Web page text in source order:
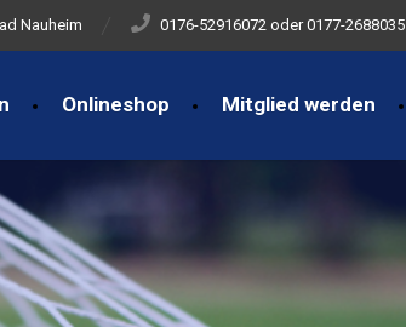
Nauheim 0176-52916072 oder 0177-2688035
Onlineshop Mitglied werden